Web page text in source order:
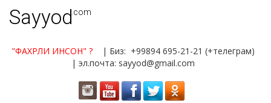
Sayyod.com
"ФАХРЛИ ИНСОН" ?
| Биз: +99894 695-21-21 (+телеграм)
| эл.почта: sayyod@gmail.com